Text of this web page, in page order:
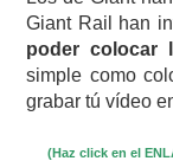
Giant Rail han
poder colocar
simple como
grabar tú vídeo
(Haz click en el